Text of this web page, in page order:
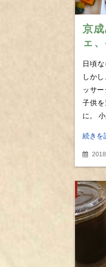
京
ェ
ず
盛
日頃
しか
ッサ
子供
に。
続きを